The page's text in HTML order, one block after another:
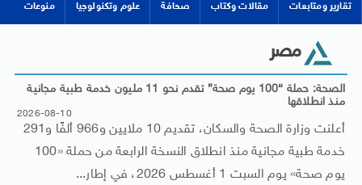
تقارير ومتابعات مقالات وكتاب صحافة علوم وتكنولوجيا منوعات
مصر
الصحة: حملة “100 يوم صحة” تقدم نحو 11 مليون خدمة طبية مجانية
منذ انطلاقها
2026-08-10
أعلنت وزارة الصحة والسكان، تقديم 10 ملايين و966 ألفًا و291
خدمة طبية مجانية منذ انطلاق النسخة الرابعة من حملة «100
يوم صحة» يوم السبت 1 أغسطس 2026، في إطار...